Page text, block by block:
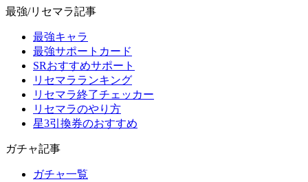
最強/リセマラ記事
最強キャラ
最強サポートカード
SRおすすめサポート
リセマラランキング
リセマラ終了チェッカー
リセマラのやり方
星3引換券のおすすめ
ガチャ記事
ガチャ一覧